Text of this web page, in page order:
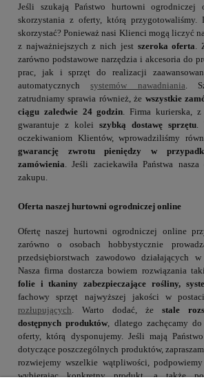
Jeśli szukają Państwo hurtowni ogrodniczej
skorzystania z oferty, którą przygotowaliśmy.
skorzystać? Ponieważ nasi Klienci mogą liczyć
z najważniejszych z nich jest szeroka oferta
zarówno podstawowe narzędzia i akcesoria do
prac, jak i sprzęt do realizacji
automatycznychsystemów nawadniania .
zatrudniamy sprawia również, że wszystkie
ciągu zaledwie 24 godzin . Firma kurierska,
gwarantuje z kolei szybką dostawę sprzętu
oczekiwaniom Klientów, wprowadziliśmy
gwarancję zwrotu pieniędzy w
zamówienia . Jeśli zaciekawiła Państwa
zakupu.
Oferta naszej hurtowni ogrodniczej online
Ofertę naszej hurtowni ogrodniczej online
zarówno o osobach hobbystycznie
przedsiębiorstwach zawodowo działających
Nasza firma dostarcza bowiem rozwiązania
folie i tkaniny zabezpieczające rośliny,
fachowy sprzęt najwyższej jakości w
rozłupujących. Warto dodać, że stale
dostępnych produktów, dlatego zachęcamy
oferty, którą dysponujemy. Jeśli mają
dotyczące poszczególnych produktów,
rozwiejemy wszelkie wątpliwości,
wybierając konkretny produkt, a także